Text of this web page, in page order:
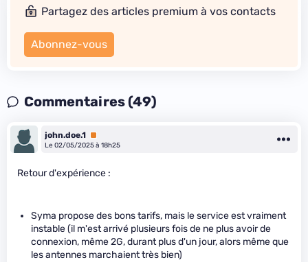
Partagez des articles premium à vos contacts
Abonnez-vous
Commentaires (49)
john.doe.1 Premium
Le 02/05/2025 à 18h25
Retour d'expérience :
Syma propose des bons tarifs, mais le service est vraiment
instable (il m'est arrivé plusieurs fois de ne plus avoir de
connexion, même 2G, durant plus d'un jour, alors même que
les antennes marchaient très bien)